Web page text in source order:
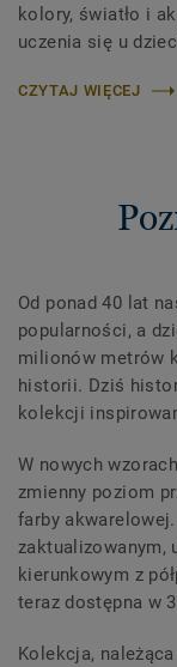
kolory, światło i
uczenia się u
CZYTAJ WIĘCEJ
Od ponad 40 lat
popularności, a
milionów metrów
historii. Dziś
kolekcji
W nowych
zmienny poziom
farby
zaktualizowanym,
kierunkowym z
teraz dostępna w
Kolekcja,